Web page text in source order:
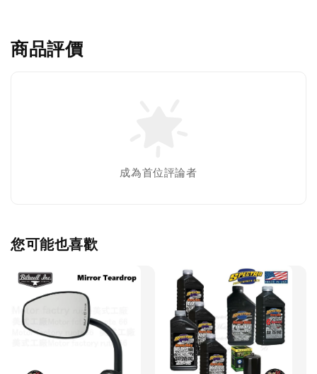
商品評價
成為首位評論者
您可能也喜歡